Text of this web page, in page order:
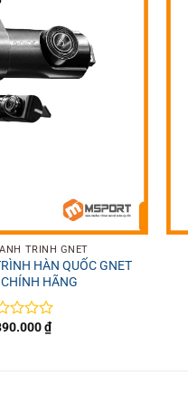
TRÌNH GNET
HÀN QUỐC GNET
HÃNG
₫